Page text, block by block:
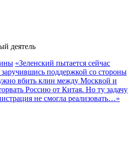
деятель
«Зеленский пытается сейчас
поддержкой со стороны
вбить клин между Москвой и
Россию от Китая. Но ту задачу
не смогла реализовать…»